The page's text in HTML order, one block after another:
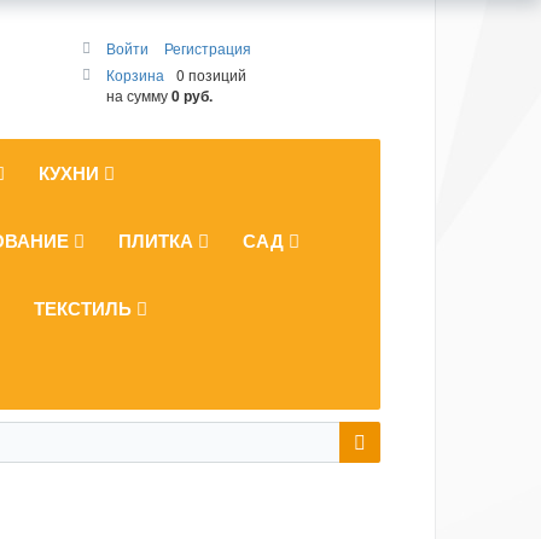
Войти
Регистрация
Корзина
0 позиций
на сумму0 руб.
КУХНИ
ПЛИТКА САД
ТЕКСТИЛЬ